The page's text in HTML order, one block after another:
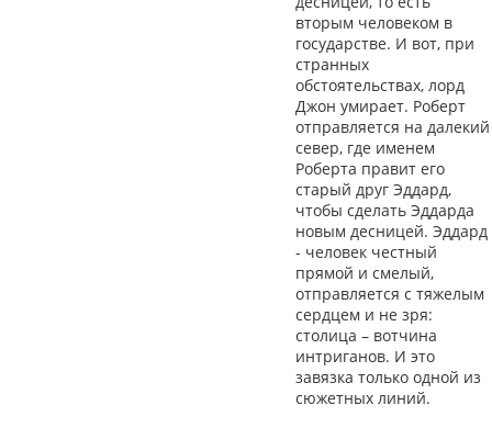
вторым человеком в
государстве. И вот, при
странных
обстоятельствах, лорд
Джон умирает. Роберт
отправляется на далекий
север, где именем
Роберта правит его
старый друг Эддард,
чтобы сделать Эддарда
новым десницей. Эддард
- человек честный
прямой и смелый,
отправляется с тяжелым
сердцем и не зря:
столица – вотчина
интриганов. И это
завязка только одной из
сюжетных линий.